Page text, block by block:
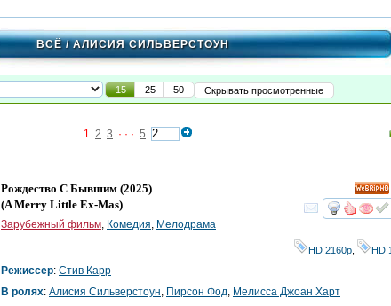
ВСЁ/ АЛИСИЯ СИЛЬВЕРСТОУН
15 25 50 Скрывать просмотренные
1 2 3 · · · 5
HD
Рождество С Бывшим (2025)
(A Merry Little Ex-Mas)
Зарубежный фильм, Комедия, Мелодрама
HD 2160р HD
Режиссер: Стив Карр
В ролях: Алисия Сильверстоун, Пирсон Фод, Мелисса Джоан Харт